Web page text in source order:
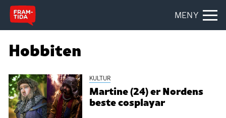
MENY
Hobbiten
KULTUR
Martine (24) er Nordens
beste cosplayar